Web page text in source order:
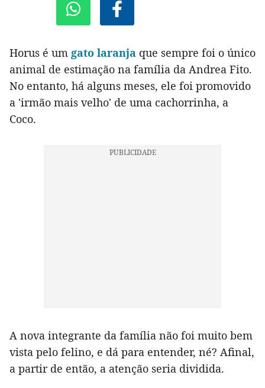
Horus é um gato laranja que sempre foi o único
animal de estimação na família da Andrea Fito.
No entanto, há alguns meses, ele foi promovido
a 'irmão mais velho' de uma cachorrinha, a
Coco.
A nova integrante da família não foi muito bem
vista pelo felino, e dá para entender, né? Afinal,
a partir de então, a atenção seria dividida.